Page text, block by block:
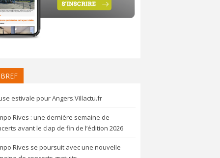
estivale pour Angers.Villactu.fr
Rives : une dernière semaine de
avant le clap de fin de l’édition 2026
Rives se poursuit avec une nouvelle